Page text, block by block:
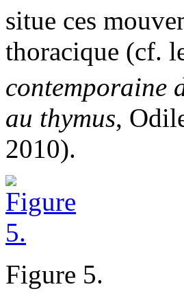
situe ces
thoracique (cf.
contemporaine
au thymus,
2010).
Figure 5.